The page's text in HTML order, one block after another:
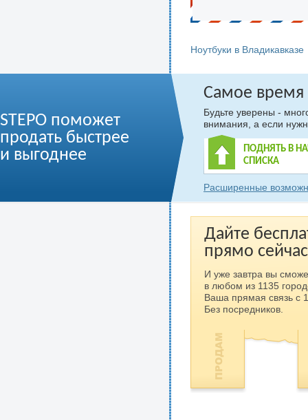
Ноутбуки в Владикавказе
STEPO поможет
продать быстрее
и выгоднее
Самое время
Будьте уверены -
внимания, а если
ПОДНЯТЬ В
СПИСКА
Расширенные
Дайте
прямо
И уже завтра вы
в любом из 1135
Ваша прямая связь с
Без посредников.